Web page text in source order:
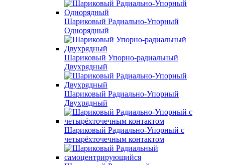
Шариковый Радиально-Упорный
Однорядный
Шариковый Упорно-радиальный
Двухрядный
Шариковый Радиально-Упорный
Двухрядный
Шариковый Радиально-Упорный с
четырёхточечным контактом